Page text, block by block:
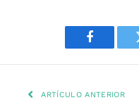
Facebook
ARTÍCULO ANTERIOR